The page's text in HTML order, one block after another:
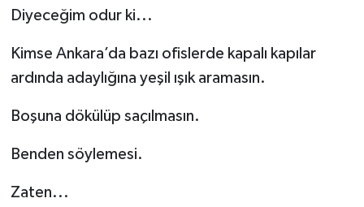
Diyeceğim odur ki...
Kimse Ankara’da bazı ofislerde kapalı kapılar
ardında adaylığına yeşil ışık aramasın.
Boşuna dökülüp saçılmasın.
Benden söylemesi.
Zaten...